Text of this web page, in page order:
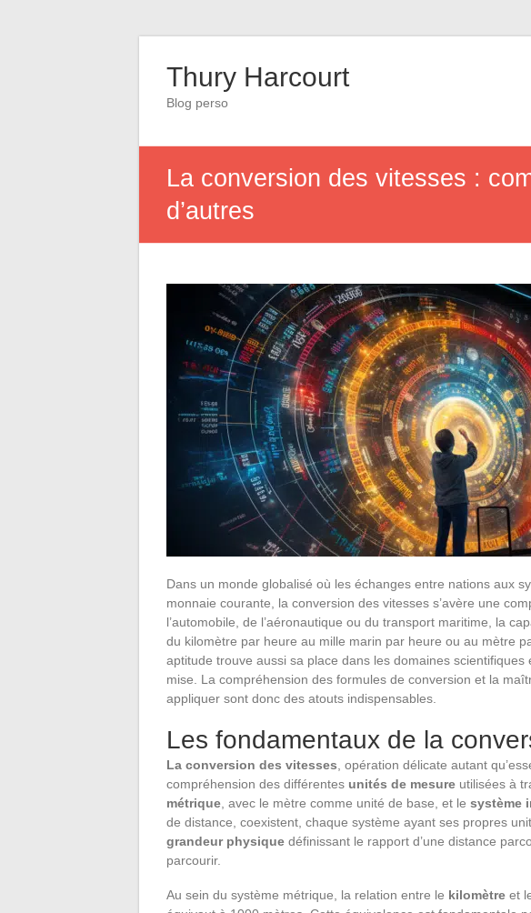
Thury Harcourt
Blog perso
La conversion des vitesses :
d’autres
Dans un monde globalisé où les échanges entre nations aux
monnaie courante, la conversion des vitesses s’avère une
l’automobile, de l’aéronautique ou du transport maritime, la
du kilomètre par heure au mille marin par heure ou au mètre
aptitude trouve aussi sa place dans les domaines
mise. La compréhension des formules de conversion et la
appliquer sont donc des atouts indispensables.
Les fondamentaux de la
La conversion des vitesses , opération délicate autant
compréhension des différentes unités de mesure utilisées à
métrique , avec le mètre comme unité de base, et le système
de distance, coexistent, chaque système ayant ses propres
grandeur physique définissant le rapport d’une distance
parcourir.
Au sein du système métrique, la relation entre le kilomètre et